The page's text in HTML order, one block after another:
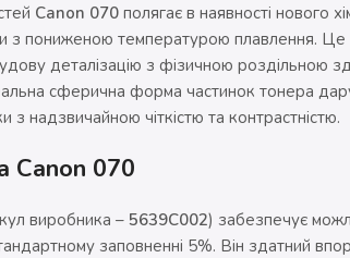
Canon 070 полягає в наявності нового
з пониженою температурою плавлення. Це
деталізацію з фізичною роздільною
сферична форма частинок тонера
з надзвичайною чіткістю та контрастністю.
Canon 070
виробника – 5639C002) забезпечує
заповненні 5%. Він здатний